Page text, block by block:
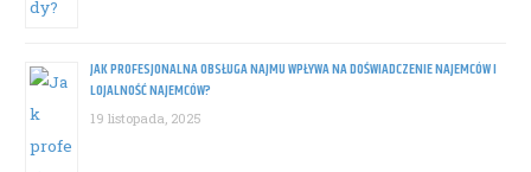
JAK PROFESJONALNA OBSŁUGA NAJMU WPŁYWA NA DOŚWIADCZENIE NAJEMCÓW I
LOJALNOŚĆ NAJEMCÓW?
19 listopada, 2025